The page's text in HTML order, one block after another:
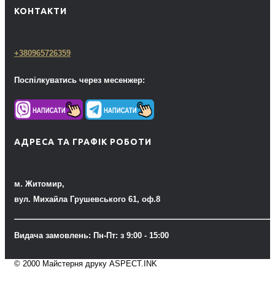
КОНТАКТИ
+380965726359
Поспілкуватись через месенжер:
АДРЕСА ТА ГРАФІК РОБОТИ
м. Житомир,
вул. Михайла Грушевського 61, оф.8
Видача замовлень: Пн-Пт: з 9:00 - 15:00
© 2000 Майстерня друку ASPECT.INK